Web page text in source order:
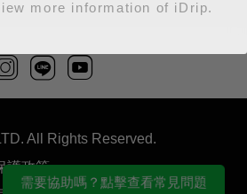
需要協助嗎？點擊查看常見問題
All Rights Reserved.
護政策
more information of iDrip.